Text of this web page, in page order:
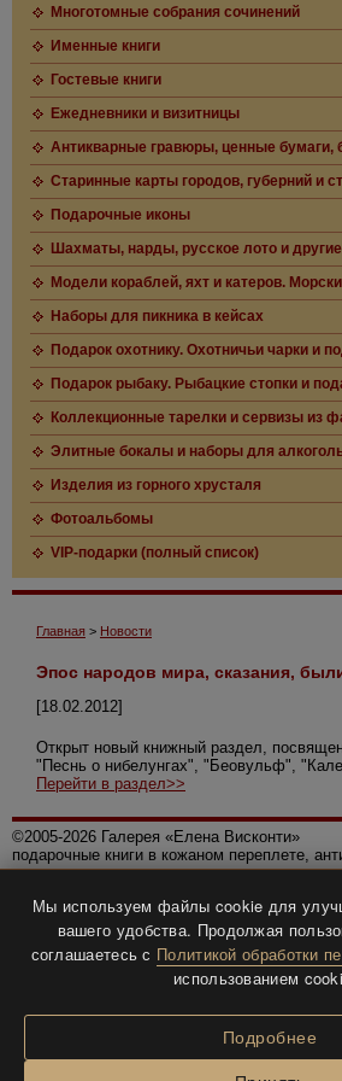
Многотомные собрания сочинений
Именные книги
Гостевые книги
Ежедневники и визитницы
Антикварные гравюры, ценные бумаги,
Старинные карты городов, губерний и
Подарочные иконы
Шахматы, нарды, русское лото и
Модели кораблей, яхт и катеров.
Наборы для пикника в кейсах
Подарок охотнику. Охотничьи чарки и
Подарок рыбаку. Рыбацкие стопки и
Коллекционные тарелки и сервизы из
Элитные бокалы и наборы для
Изделия из горного хрусталя
Фотоальбомы
VIP-подарки (полный список)
Главная > Новости
Эпос народов мира, сказания,
[18.02.2012]
Открыт новый книжный раздел,
"Песнь о нибелунгах", "Беовульф",
Перейти в раздел>>
©2005-2026 Галерея «Елена Висконти»
подарочные книги в кожаном переплете,
Политика конфиденциальности
Все права защищены.
Разработка и дизайнBTV-info.
Мы используем файлы cookie для
вашего удобства. Продолжая
соглашаетесь с Политикой обработки
использованием
Подробнее